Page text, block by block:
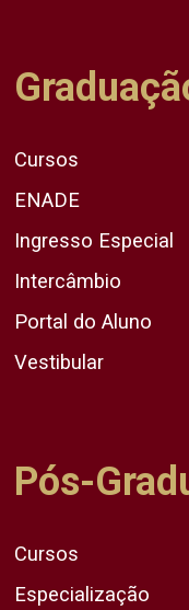
Cursos
ENADE
Ingresso Especial
Intercâmbio
Portal do Aluno
Vestibular
Pós-
Cursos
Especialização